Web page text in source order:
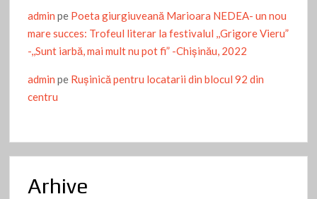
De ce nu am avea nevoie de AURORA MALL ?
suntem „de-ai lui”!
Campanie fără eroi, dar cu năbădăi
Străluciri vegetale
Ce este Guinness World Records? Cum putem intra în Cartea
admin pe Poeta giurgiuveană Marioara NEDEA- un nou
mare succes: Trofeul literar la festivalul ,,Grigore Vieru”
-,,Sunt iarbă, mai mult nu pot fi” -Chişinău, 2022
admin pe Ruşinică pentru locatarii din blocul 92 din
centru
Arhive